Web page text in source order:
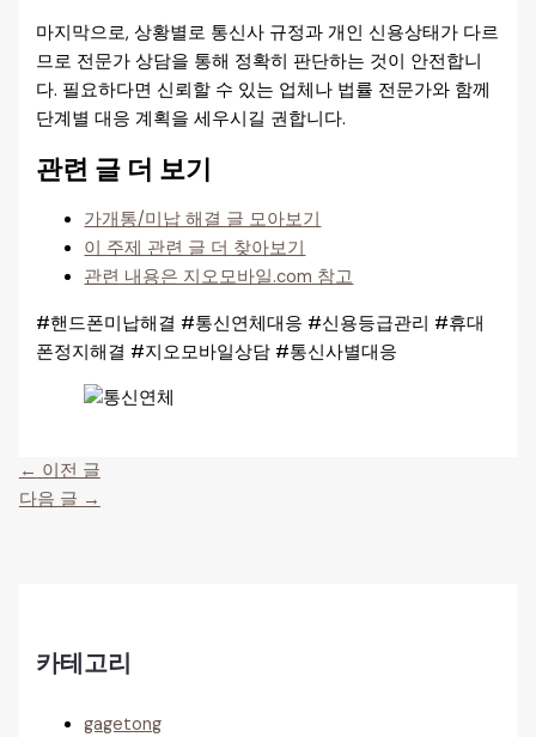
마지막으로, 상황별로 통신사 규정과 개인 신용상태가 다르
므로 전문가 상담을 통해 정확히 판단하는 것이 안전합니
다. 필요하다면 신뢰할 수 있는 업체나 법률 전문가와 함께
단계별 대응 계획을 세우시길 권합니다.
관련 글 더 보기
가개통/미납 해결 글 모아보기
이 주제 관련 글 더 찾아보기
관련 내용은 지오모바일.com 참고
#핸드폰미납해결 #통신연체대응 #신용등급관리 #휴대
폰정지해결 #지오모바일상담 #통신사별대응
← 이전 글
다음 글 →
카테고리
gagetong